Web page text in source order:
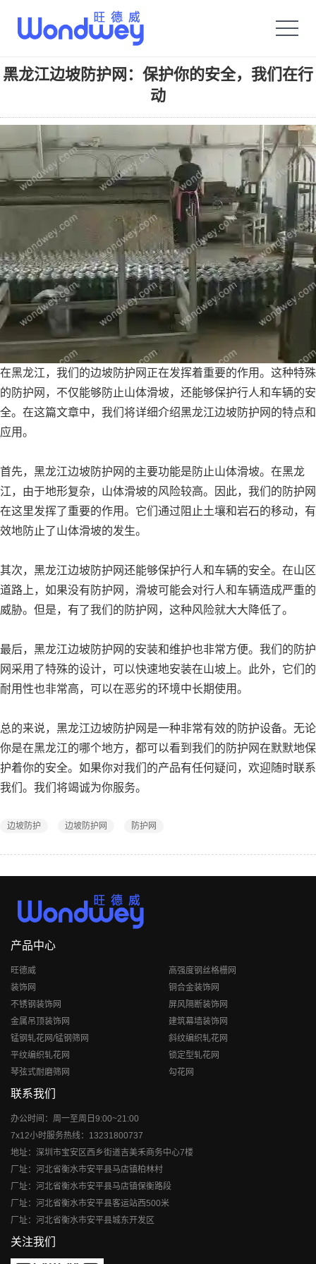
黑龙江边坡防护网：保护你的安全，我们在行
动
在黑龙江，我们的边坡防护网正在发挥着重要的作用。这种特殊
的防护网，不仅能够防止山体滑坡，还能够保护行人和车辆的安
全。在这篇文章中，我们将详细介绍黑龙江边坡防护网的特点和
应用。
首先，黑龙江边坡防护网的主要功能是防止山体滑坡。在黑龙
江，由于地形复杂，山体滑坡的风险较高。因此，我们的防护网
在这里发挥了重要的作用。它们通过阻止土壤和岩石的移动，有
效地防止了山体滑坡的发生。
其次，黑龙江边坡防护网还能够保护行人和车辆的安全。在山区
道路上，如果没有防护网，滑坡可能会对行人和车辆造成严重的
威胁。但是，有了我们的防护网，这种风险就大大降低了。
最后，黑龙江边坡防护网的安装和维护也非常方便。我们的防护
网采用了特殊的设计，可以快速地安装在山坡上。此外，它们的
耐用性也非常高，可以在恶劣的环境中长期使用。
总的来说，黑龙江边坡防护网是一种非常有效的防护设备。无论
你是在黑龙江的哪个地方，都可以看到我们的防护网在默默地保
护着你的安全。如果你对我们的产品有任何疑问，欢迎随时联系
我们。我们将竭诚为你服务。
边坡防护 边坡防护网 防护网
产品中心
旺德威
高强度钢丝格栅网
装饰网
铜合金装饰网
不锈钢装饰网
屏风隔断装饰网
金属吊顶装饰网
建筑幕墙装饰网
锰钢轧花网/锰钢筛网
斜纹编织轧花网
平纹编织轧花网
锁定型轧花网
琴弦式耐磨筛网
勾花网
联系我们
办公时间：周一至周日9:00~21:00
7x12小时服务热线：13231800737
地址：深圳市宝安区西乡街道吉美禾商务中心7楼
厂址：河北省衡水市安平县马店镇柏林村
厂址：河北省衡水市安平县马店镇保衡路段
厂址：河北省衡水市安平县客运站西500米
厂址：河北省衡水市安平县城东开发区
关注我们